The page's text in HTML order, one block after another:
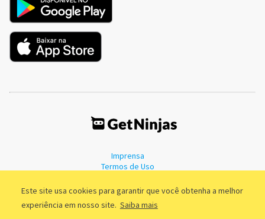
Este site usa cookies para garantir que você obtenha a melhor
experiência em nosso site. Saiba mais
Imprensa
Termos de Uso